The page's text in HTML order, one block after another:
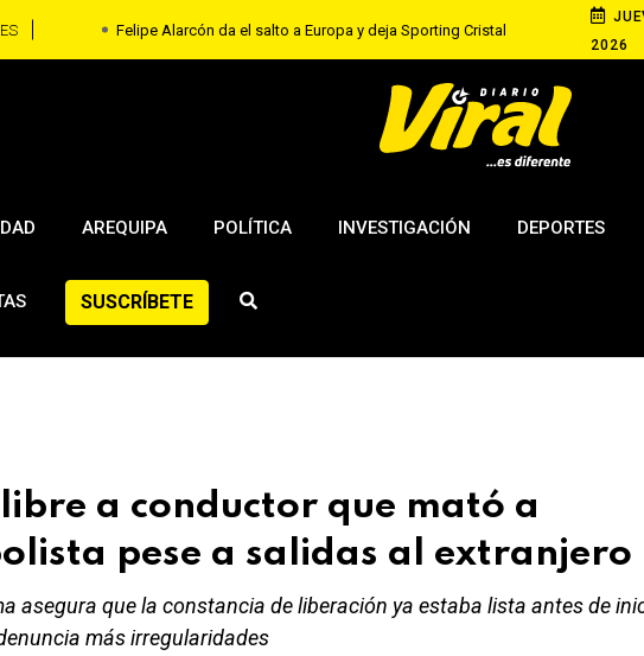
Felipe Alarcón da el salto a Europa y deja Sporting Cristal
Los Chankas pierden a Hairo Camacho antes del duelo con Sport
Cusco: turista ecuatoriana recupera S/ 50 tras denunciar cobro excesivo
2026
AREQUIPA POLÍTICA INVESTIGACIÓN DEPORTES
SUSCRÍBETE
libre a conductor que mató a
pese a salidas al extranjero
asegura que la constancia de liberación ya estaba lista antes de
más irregularidades